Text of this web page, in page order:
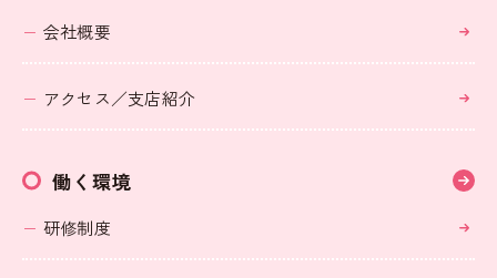
会社概要
アクセス／支店紹介
働く環境
研修制度